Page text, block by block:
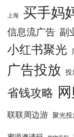
上海 买手妈
信息流广告 副
小红书聚光
广告投放 投
省钱攻略
联联周边游 聚光投